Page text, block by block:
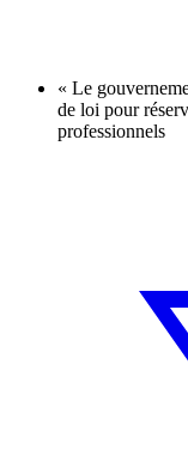
« Le
de loi pour
professionnels